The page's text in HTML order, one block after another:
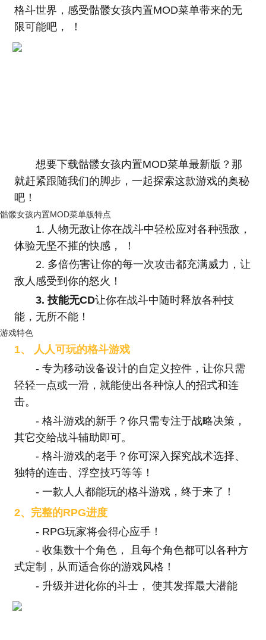
格斗世界，感受骷髅女孩内置MOD菜单带来的无
限可能吧， ！
想要下载骷髅女孩内置MOD菜单最新版？那
就赶紧跟随我们的脚步，一起探索这款游戏的奥秘
吧！
骷髅女孩内置MOD菜单版特点
1. 人物无敌让你在战斗中轻松应对各种强敌，
体验无坚不摧的快感， ！
2. 多倍伤害让你的每一次攻击都充满威力，让
敌人感受到你的怒火！
3. 技能无CD让你在战斗中随时释放各种技
能，无所不能！
游戏特色
1、 人人可玩的格斗游戏
- 专为移动设备设计的自定义控件，让你只需
轻轻一点或一滑，就能使出各种惊人的招式和连
击。
- 格斗游戏的新手？你只需专注于战略决策，
其它交给战斗辅助即可。
- 格斗游戏的老手？你可深入探究战术选择、
独特的连击、浮空技巧等等！
- 一款人人都能玩的格斗游戏，终于来了！
2、完整的RPG进度
- RPG玩家将会得心应手！
- 收集数十个角色， 且每个角色都可以各种方
式定制，从而适合你的游戏风格！
- 升级并进化你的斗士， 使其发挥最大潜能